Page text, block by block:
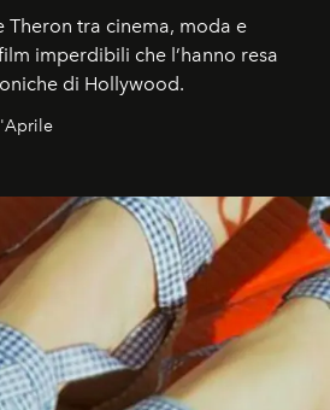
Theron tra cinema, moda e
imperdibili che l’hanno resa
di Hollywood.